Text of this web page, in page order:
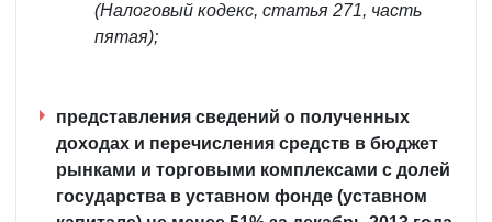
(Налоговый кодекс, статья 271, часть
пятая);
представления сведений о полученных
доходах и перечисления средств в бюджет
рынками и торговыми комплексами с долей
государства в уставном фонде (уставном